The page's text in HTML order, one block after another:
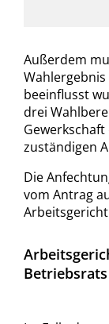
Außerdem
beeinflusst
drei
zuständigen
Die
vom Antrag
Betriebsrats